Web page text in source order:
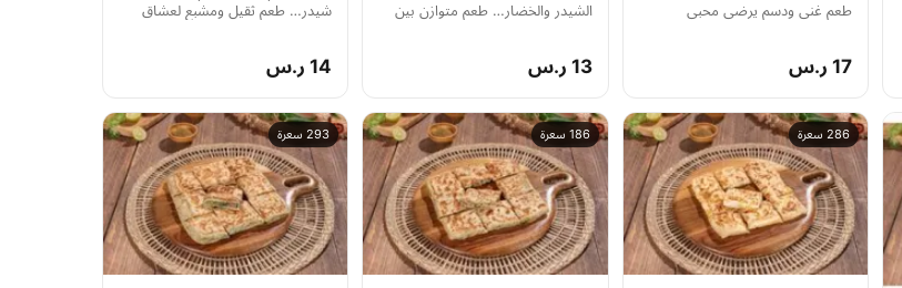
طعم غني ودسم يرضي محبي
17 ر.س
الشيدر والخضار… طعم متوازن بين
13 ر.س
شيدر… طعم ثقيل ومشبع لعشاق
14 ر.س
286 سعرة 186 سعرة 293 سعرة